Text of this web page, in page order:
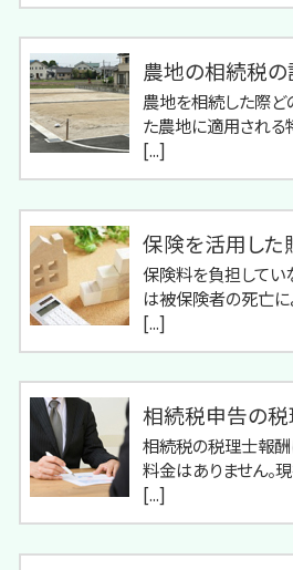
農地の相続税
農地を相続した際ど
た農地に適用される
[...]
保険を活用した
保険料を負担してい
は被保険者の死亡に
[...]
相続税申告の
相続税の税理士報酬
料金はありません。
[...]